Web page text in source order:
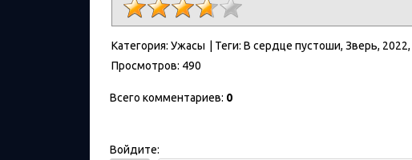
Категория: Ужасы Теги: В сердце пустоши, Зверь, 2022,
Просмотров: 490
Всего комментариев: 0
Войдите: